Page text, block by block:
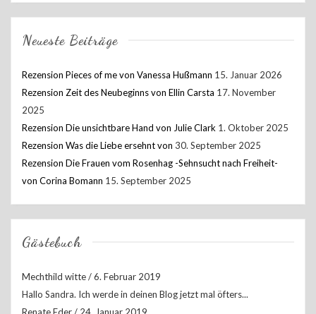
Neueste Beiträge
Rezension Pieces of me von Vanessa Hußmann 15. Januar 2026
Rezension Zeit des Neubeginns von Ellin Carsta 17. November
2025
Rezension Die unsichtbare Hand von Julie Clark 1. Oktober 2025
Rezension Was die Liebe ersehnt von 30. September 2025
Rezension Die Frauen vom Rosenhag -Sehnsucht nach Freiheit-
von Corina Bomann 15. September 2025
Gästebuch
Mechthild witte/6. Februar 2019
Hallo Sandra. Ich werde in deinen Blog jetzt mal öfters...